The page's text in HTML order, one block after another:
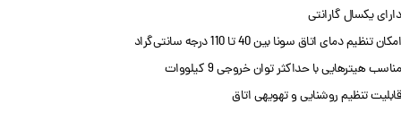
دارای یکسال گارانتی
امکان تنظیم دمای اتاق سونا بین 40 تا 110 درجه سانتی‌گراد
مناسب هیترهایی با حداکثر توان خروجی 9 کیلووات
قابلیت تنظیم روشنایی و تهویه‎ی اتاق